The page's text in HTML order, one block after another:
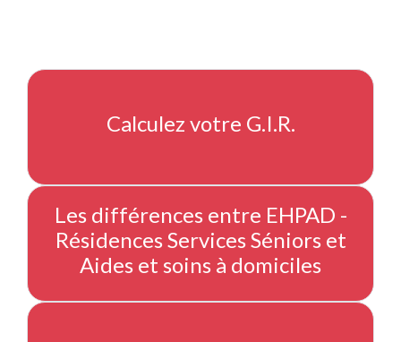
Calculez votre G.I.R.
Les différences entre EHPAD -
Résidences Services Séniors et
Aides et soins à domiciles